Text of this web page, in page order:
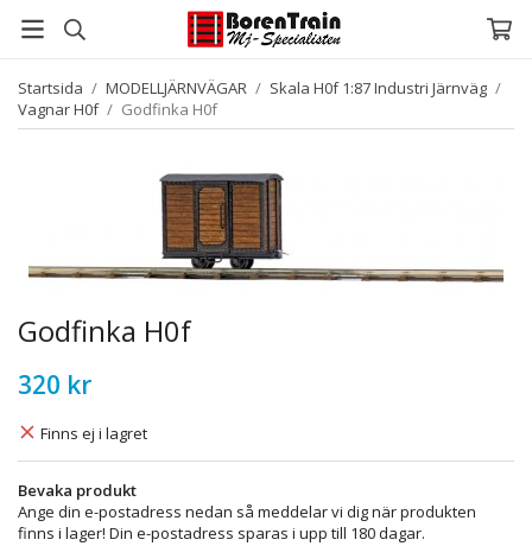
Startsida / MODELLJÄRNVÄGAR / Skala H0f 1:87 Industri Järnväg /
Vagnar H0f / Godfinka H0f
Godfinka H0f
320 kr
Finns ej i lagret
Bevaka produkt
Ange din e-postadress nedan så meddelar vi dig när produkten
finns i lager! Din e-postadress sparas i upp till 180 dagar.